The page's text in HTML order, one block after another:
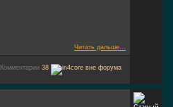
Читать дальше...
Комментарии 38